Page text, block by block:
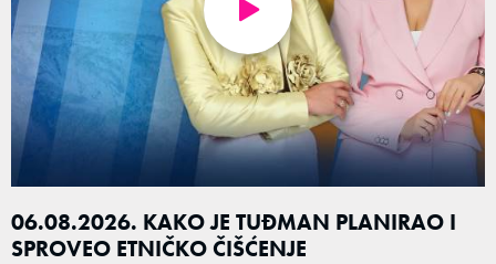
06.08.2026. KAKO JE TUĐMAN PLANIRAO I
SPROVEO ETNIČKO ČIŠĆENJE